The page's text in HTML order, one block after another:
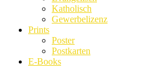
Katholisch
Gewerbelizenz
Prints
Poster
Postkarten
E-Books